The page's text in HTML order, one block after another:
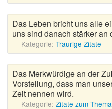
Das Leben bricht uns alle
uns sind danach stärker an
Kategorie: Traurige Zitate
Das Merkwürdige an der
Vorstellung, dass man
Zeit nennen wird.
Kategorie: Zitate zum